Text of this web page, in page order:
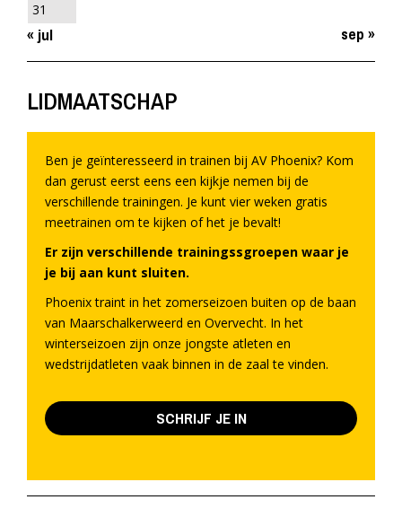
31
« jul sep »
LIDMAATSCHAP
Ben je geïnteresseerd in trainen bij AV Phoenix? Kom
dan gerust eerst eens een kijkje nemen bij de
verschillende trainingen. Je kunt vier weken gratis
meetrainen om te kijken of het je bevalt!
Er zijn verschillende trainingssgroepen waar je
je bij aan kunt sluiten.
Phoenix traint in het zomerseizoen buiten op de baan
van Maarschalkerweerd en Overvecht. In het
winterseizoen zijn onze jongste atleten en
wedstrijdatleten vaak binnen in de zaal te vinden.
SCHRIJF JE IN